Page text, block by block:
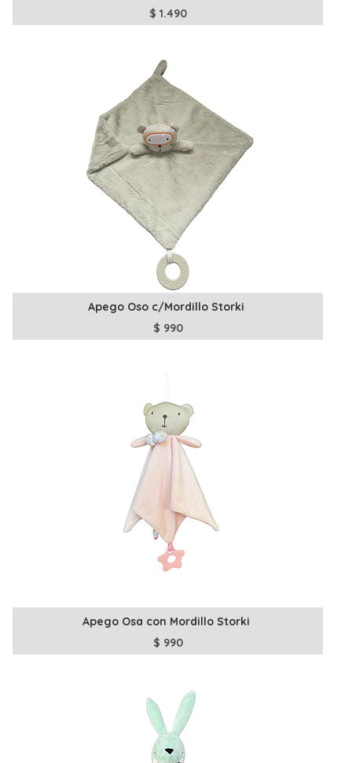
$ 1.490
Apego Oso c/Mordillo Storki
$ 990
Apego Osa con Mordillo Storki
$ 990